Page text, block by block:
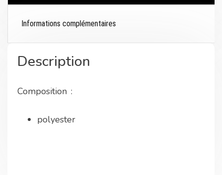
Informations complémentaires
Description
Composition :
polyester